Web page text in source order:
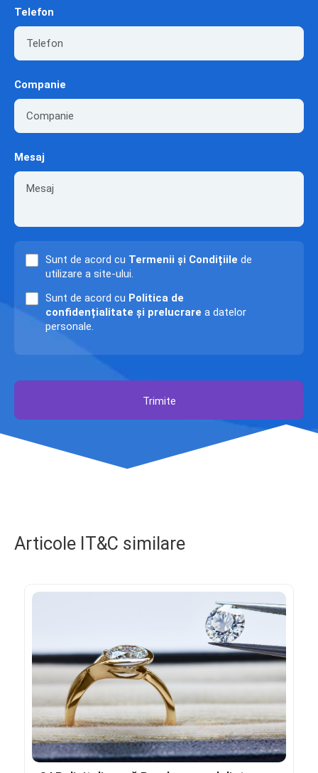
Telefon
Companie
Mesaj
Sunt de acord cu Termenii și Condițiile de
utilizare a site-ului.
Sunt de acord cu Politica de
confidențialitate și prelucrare a datelor
personale.
Trimite
Articole IT&C similare